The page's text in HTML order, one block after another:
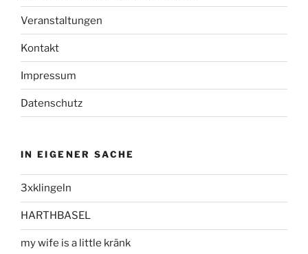
Veranstaltungen
Kontakt
Impressum
Datenschutz
IN EIGENER SACHE
3xklingeln
HARTHBASEL
my wife is a little kränk